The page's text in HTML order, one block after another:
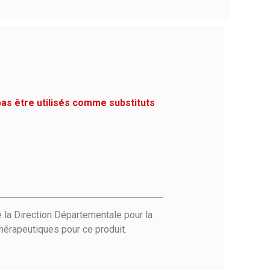
être utilisés comme substituts
Direction Départementale pour la
pour ce produit.